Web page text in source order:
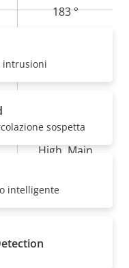
183 °
Baseline,
High, Main
intrusioni
sospetta
intelligente